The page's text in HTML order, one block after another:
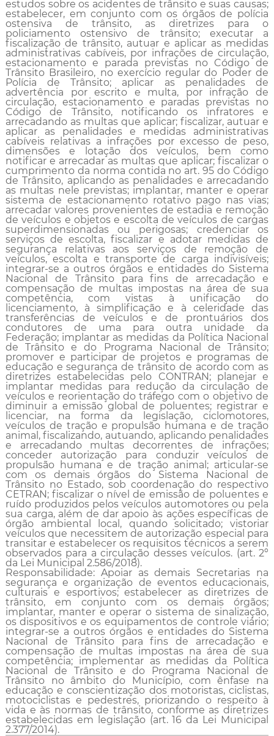
estudos sobre os acidentes de trânsito e suas causas;
estabelecer, em conjunto com os órgãos de polícia
ostensiva de trânsito, as diretrizes para o
policiamento ostensivo de trânsito; executar a
fiscalização de trânsito, autuar e aplicar as medidas
administrativas cabíveis, por infrações de circulação,
estacionamento e parada previstas no Código de
Trânsito Brasileiro, no exercício regular do Poder de
Polícia de Trânsito; aplicar as penalidades de
advertência por escrito e multa, por infração de
circulação, esta­cionamento e paradas previstas no
Código de Trânsito, notificando os infratores e
arrecadando as multas que aplicar; fiscalizar, autuar e
aplicar as penalidades e medidas administrativas
cabíveis relativas a in­frações por excesso de peso,
dimensões e lotação dos veículos, bem como
notificar e arrecadar as multas que aplicar; fiscalizar o
cumprimento da norma contida no art. 95 do Código
de Trânsito, aplicando as penalidades e arrecadando
as multas nele previstas; implantar, manter e operar
sistema de estacionamento rotativo pago nas vias;
arrecadar valores provenientes de estadia e remoção
de veículos e objetos e escolta de veículos de cargas
superdimensionadas ou perigosas; credenciar os
serviços de escolta, fiscalizar e adotar medidas de
segurança relativas aos ser­viços de remoção de
veículos, escolta e transporte de carga indivisíveis;
integrar-se a outros órgãos e entidades do Sistema
Nacional de Trânsito para fins de arreca­dação e
compensação de multas impostas na área de sua
competência, com vistas à unificação do
licenciamento, à simplificação e à celeridade das
transferências de veículos e de prontuários dos
condutores de uma para outra unidade da
Federação; implantar as medidas da Política Nacional
de Trânsito e do Programa Nacional de Trânsito;
promover e participar de projetos e programas de
educação e segurança de trânsito de acordo com as
diretrizes estabelecidas pelo CONTRAN; planejar e
implantar medidas para redução da circulação de
veículos e reorientação do tráfe­go com o objetivo de
diminuir a emissão global de poluentes; registrar e
licenciar, na forma da legislação, ciclomotores,
veículos de tração e propulsão humana e de tração
animal, fiscalizando, autuando, aplicando penalidades
e arrecadando multas decorrentes de infrações;
conceder autorização para conduzir veículos de
propulsão humana e de tração animal; articular-se
com os demais órgãos do Sistema Nacional de
Trânsito no Estado, sob coorde­nação do respectivo
CETRAN; fiscalizar o nível de emissão de poluentes e
ruído produzidos pelos veículos automotores ou pela
sua carga, além de dar apoio às ações específicas de
órgão ambiental local, quando solicitado; vistoriar
veículos que necessitem de autorização especial para
transitar e estabelecer os re­quisitos técnicos a serem
observados para a circulação desses veículos. (art. 2º
da Lei Municipal 2.586/2018).
Responsabilidade: Apoiar as demais Secretarias na
segurança e organização de eventos educacionais,
culturais e esportivos; estabelecer as diretrizes de
trânsito, em conjunto com os demais órgãos;
implantar, manter e operar o sistema de sinalização,
os dispositivos e os equipamentos de controle viário;
integrar-se a outros órgãos e entidades do Sistema
Nacional de Trânsito para fins de arrecadação e
compensação de multas impostas na área de sua
competência; implementar as medidas da Política
Nacional de Trânsito e do Programa Nacional de
Trânsito no âmbito do Município, com ênfase na
educação e conscientização dos motoristas, ciclistas,
motociclistas e pedestres, priorizando o respeito à
vida e às normas de trânsito, conforme as diretrizes
estabelecidas em legislação (art. 16 da Lei Municipal
2.377/2014).